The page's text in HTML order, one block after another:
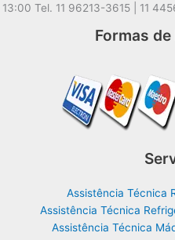
13:00 Tel. 11 96213-3615 | 11
Formas
Assistência Técnica
Assistência Técnica
Assistência Técnica